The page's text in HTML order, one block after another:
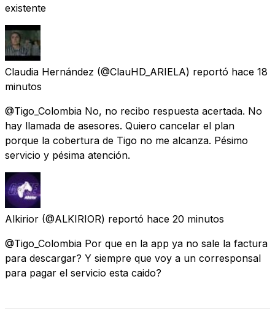
existente
Claudia Hernández (@ClauHD_ARIELA) reportó hace 18
minutos
@Tigo_Colombia No, no recibo respuesta acertada. No
hay llamada de asesores. Quiero cancelar el plan
porque la cobertura de Tigo no me alcanza. Pésimo
servicio y pésima atención.
Alkirior (@ALKIRIOR) reportó hace 20 minutos
@Tigo_Colombia Por que en la app ya no sale la factura
para descargar? Y siempre que voy a un corresponsal
para pagar el servicio esta caido?